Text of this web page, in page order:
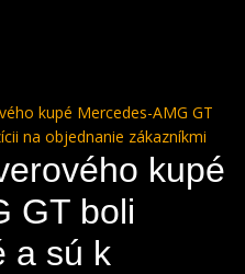
kupé Mercedes-AMG GT
na objednanie zákazníkmi
kupé
GT boli
a sú k